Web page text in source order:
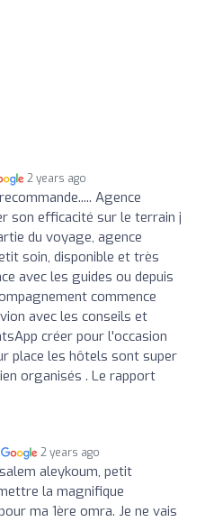
2 years ago
Agence
son efficacité sur le terrain j
du voyage, agence
soin, disponible et très
avec les guides ou depuis
commence
avec les conseils et
créer pour l'occasion
place les hôtels sont super
organisés . Le rapport
2 years ago
aleykoum, petit
la magnifique
ma 1ère omra. Je ne vais